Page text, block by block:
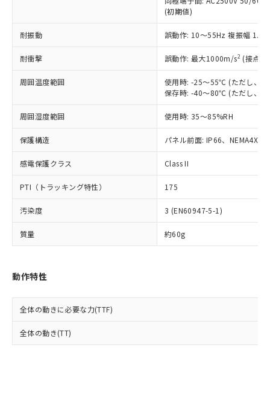
(初期値)
耐振動 誤動作: 10～55Hz 複振幅
耐衝撃 誤動作: 最大1000m/s2 (接点
周囲温度範囲
使用時: -25～55℃ (ただし、氷
保存時: -40～80℃ (ただし、氷
周囲湿度範囲 使用時: 35～85%RH
保護構造 パネル前面: IP66、NEMA4X,
感電保護クラス Class II
PTI（トラッキング特性） 175
汚染度 3 (EN60947-5-1)
質量 約60g
動作特性
全体の動きに必要な力(TTF)
全体の動き(TT)
在庫状況および標準価格照会結果は、
記載している更新日時点での社内デー
タに基づき作成されるものであり、閲
覧された時点での実際の在庫および標
準価格とは異なる場合があることをご
正式な納期状況および標準価格はお客
様のお取引先、またはお客様担当のオ
ムロン制御機器販売店・当社販売員に
オムロン制御機器販売店や当社販売拠
販売ネットワーク
」をご確認
在庫状況および標準価格結果を当社の
事前の承諾なく第三者に漏洩または開
示しないようお願いします。
マイパーツ機能（部品リスト作成サー
ビス）をご利用いただくには、I-Web
メンバーズにご登録されている必要が
あります。
品・サービスに関するお客様との取
引・商談に必要な範囲で利用すること
※当社の共同利用者とは、
の共同利用に関して"
の「1.共同利
鉛(Pb) 1000ppm以下、 水銀(Hg) 1000ppm以下、 カド
類(PBB) 1000ppm以下、ポリ臭化ジフェニルエーテル類
(PBDE) 1000ppm以下、フタル酸ビス(2-エチルヘキシ
ル) (DEHP)(別名：DOP) 1000ppm以下、フタル酸ブチ
ルベンジル（BBP） 1000ppm以下、フタル酸ジブチル
（DBP） 1000ppm以下、フタル酸ジイソブチル
但し、RoHS指令で産業用監視および制御機器に対する
図的な使用がないことを確認しています。
部品在庫の切り替え状況などにより、予定
月が前後することがあります。
とができます。
EU RoHS指令（10物質）の非含有証明書
51物質の非含有証明書（当社基準）
*中国RoHS10物質の基準値 (GB/T26572)：
Pb(鉛) :1000ppm、 Hg(水銀) : 1000ppm、 Cd(カドミウ
Cr(Ⅵ)(六価クロム) : 1000ppm、 PBBs(ポリ臭化ビフェ
ニル類) : 1000ppm、 PBDEs(ポリ臭化ジフェニルエーテ
ル類) : 1000ppm、
DBP(フタル酸ジブチル) : 1000ppm、 DIBP(フタル酸ジ
イソブチル) : 1000ppm、 BBP(フタル酸ブチルベンジ
DEHP(フタル酸ビス(2-エチルヘキシル)) : 1000ppm
「ｅ」：有害物質（10物質）のすべてが基
準値以下であることを示します。
「10」：通常の使用状況下において有害物
質が外部に漏えいし、環境に深刻な影響を
及ぼさない年数を意味します。
「－」：未確認です。当社販売部門へお問
（以下｢規制貨物等」という）を輸出
または国外への提供する場合は、日本
国政府の輸出許可(または役務取引許
可)を取得するなどの必要な手続きを
当社は規制貨物を破棄する場合は、完
全に破砕するなど、違法に輸出されな
いよう必要な手段を講じます。
当社は貴社製品を、核兵器、ミサイ
ル、化学兵器、生物兵器またはその他
武器並びにこれらの製造装置等に一切
当社は、貴社製品を第三者に販売する
場合は、上記1、2および3の内容を当
該第三者に通知します。また当社は、
販売先および販売に係わる関係者が違
法に輸出するおそれがある場合は、取
り引きをいたしません。
合意する
一定数以上の在庫あり
一定数には満たないが在庫あり
在庫なし(最新の在庫状況につ
いては、お客様のお取引先、ま
たはお客様担当のオムロン制御
機器販売店・当社販売員にご確
認ください)
受注生産機種、また在庫状況の
情報を公開していない機種